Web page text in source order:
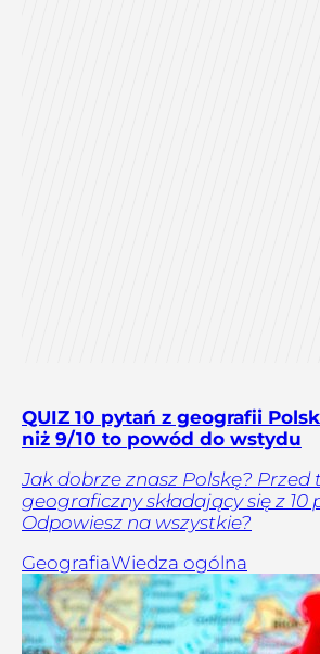
QUIZ 10 pytań z geografii
niż 9/10 to powód do wstydu
Jak dobrze znasz Polskę? Przed
geograficzny składający się z 10
Odpowiesz na wszystkie?
GeografiaWiedza ogólna